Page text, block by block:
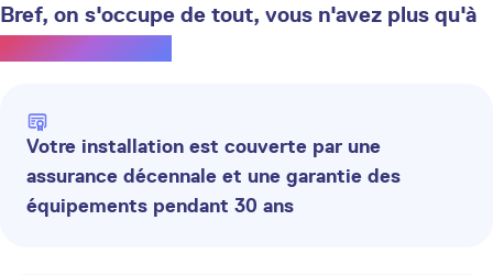
Bref, on s'occupe de tout, vous n'avez plus qu'à
profiter du soleil.
Votre installation est couverte par une
assurance décennale et une garantie des
équipements pendant 30 ans